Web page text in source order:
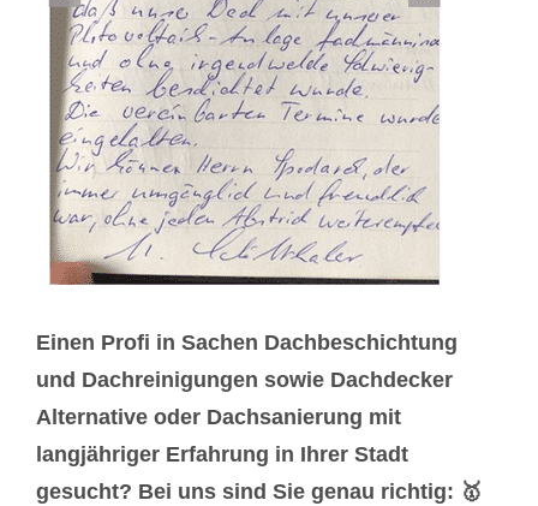
Einen Profi in Sachen Dachbeschichtung
und Dachreinigungen sowie Dachdecker
Alternative oder Dachsanierung mit
langjähriger Erfahrung in Ihrer Stadt
gesucht? Bei uns sind Sie genau richtig: 🥇